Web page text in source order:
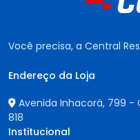
Você precisa, a Central
Endereço da Loja
Avenida Inhacorá, 799 -
818
Institucional